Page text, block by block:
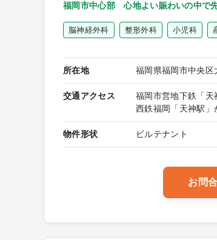
福岡市中心部 心地よい賑わいの中で
脳神経外科 整形外科 小児科
所在地 福岡県福岡市中央区
交通アクセス
福岡市営地下鉄「天
西鉄福岡「天神駅」
物件形状 ビルテナント
お問